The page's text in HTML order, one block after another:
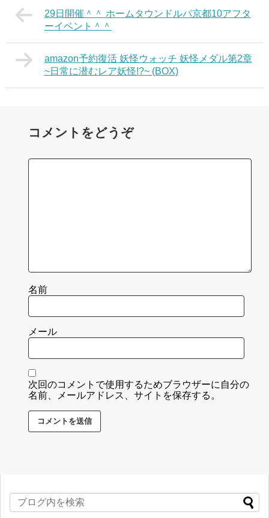
29日開催＾＾ ホームタウンドルパ京都10アフタ
ーイベント＾＾
amazon予約復活 妖怪ウォッチ 妖怪メダル第2章
~日常に潜むレア妖怪!?~ (BOX)
コメントをどうぞ
名前
メール
次回のコメントで使用するためブラウザーに自分の
名前、メールアドレス、サイトを保存する。